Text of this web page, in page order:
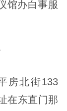
馆办白事服
房北街133
在东直门那